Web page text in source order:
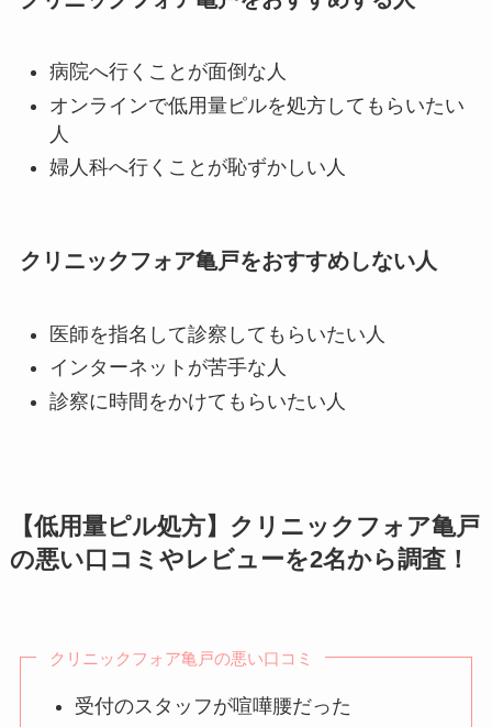
病院へ行くことが面倒な人
オンラインで低用量ピルを処方してもらいたい
人
婦人科へ行くことが恥ずかしい人
クリニックフォア亀戸をおすすめしない人
医師を指名して診察してもらいたい人
インターネットが苦手な人
診察に時間をかけてもらいたい人
【低用量ピル処方】クリニックフォア亀戸
の悪い口コミやレビューを2名から調査！
クリニックフォア亀戸の悪い口コミ
受付のスタッフが喧嘩腰だった